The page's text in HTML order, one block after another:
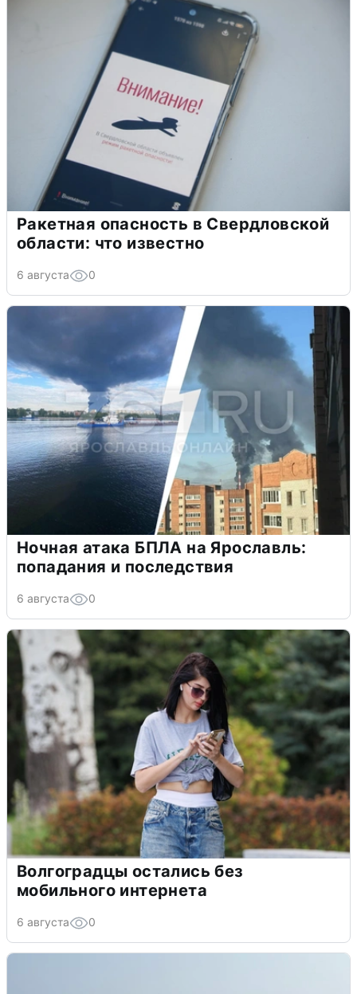
Ракетная опасность в Свердловской
области: что известно
6 августа 0
Ночная атака БПЛА на Ярославль:
попадания и последствия
6 августа 0
Волгоградцы остались без
мобильного интернета
6 августа 0